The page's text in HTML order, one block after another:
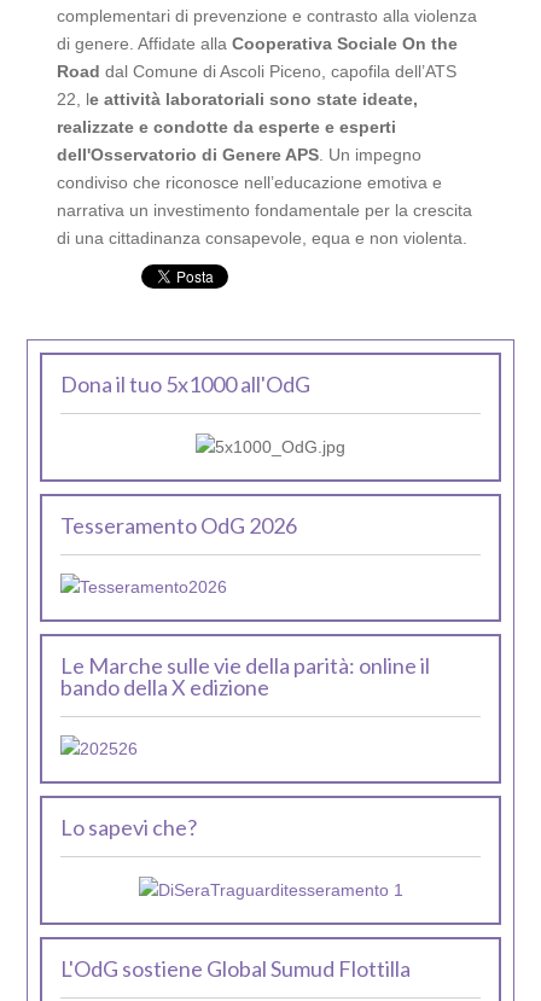
complementari di prevenzione e contrasto alla violenza
di genere. Affidate alla Cooperativa Sociale On the
Road dal Comune di Ascoli Piceno, capofila dell’ATS
22, le attività laboratoriali sono state ideate,
realizzate e condotte da esperte e esperti
dell'Osservatorio di Genere APS. Un impegno
condiviso che riconosce nell’educazione emotiva e
narrativa un investimento fondamentale per la crescita
di una cittadinanza consapevole, equa e non violenta.
Dona il tuo 5x1000 all'OdG
Tesseramento OdG 2026
Le Marche sulle vie della parità: online il
bando della X edizione
Lo sapevi che?
L'OdG sostiene Global Sumud Flottilla